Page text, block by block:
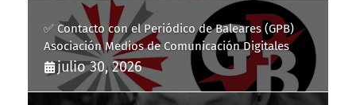
✅ Contacto con el Periódico de Baleares (GPB)
Asociación Medios de Comunicación Digitales
julio 30, 2026